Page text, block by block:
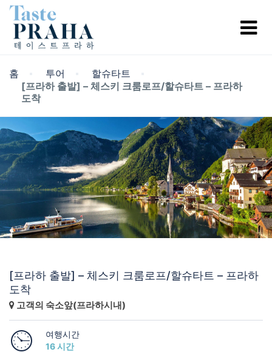
홈 투어
할슈타트
[프라하 출발] – 체스키 크룸로프/할슈타트 – 프라하
도착
[프라하 출발] – 체스키 크룸로프/할슈타트 – 프라하
도착
고객의 숙소앞(프라하시내)
여행시간
16 시간